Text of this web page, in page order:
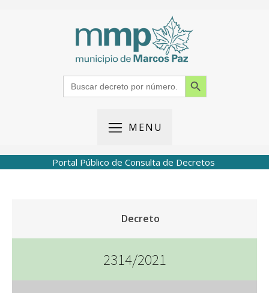
Search
for:
Search Button
MENU
Portal Público de Consulta de Decretos
Decreto
2314/2021